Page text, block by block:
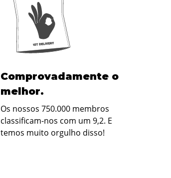
Comprovadamente o
melhor.
Os nossos 750.000 membros
classificam-nos com um 9,2. E
temos muito orgulho disso!